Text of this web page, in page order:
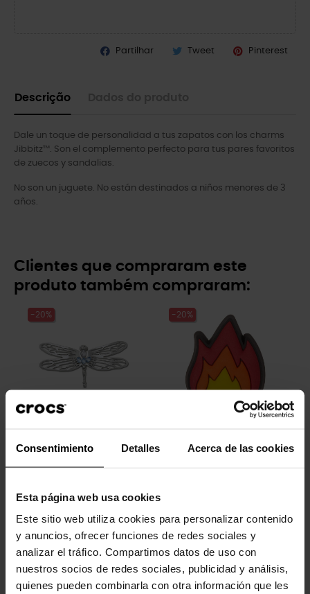
Consentimiento Detalles Acerca de las cookies
Esta página web usa cookies
Este sitio web utiliza cookies para personalizar contenido
y anuncios, ofrecer funciones de redes sociales y
analizar el tráfico. Compartimos datos de uso con
nuestros socios de redes sociales, publicidad y análisis,
quienes pueden combinarla con otra información que les
Partilhar Tweet Pinterest
Descrição
Dale un toque de personalidad a tus zapatos con los charms
Jibbitz™. Son el complemento perfecto para tus pares favoritos
de zuecos y sandalias.
No son un juguete. No están destinados a niños menores de 3
años.
Clientes que compraram este
produto também compraram:
-20%
Libélula prateada
-20%